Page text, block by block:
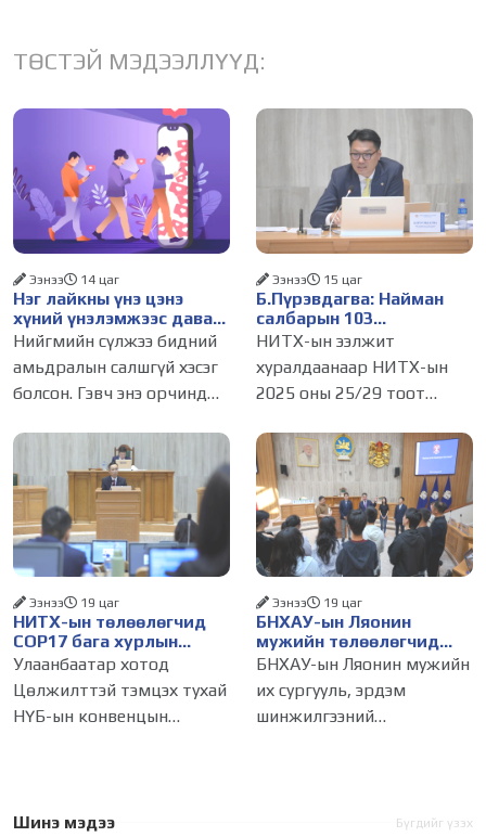
ТӨСТЭЙ МЭДЭЭЛЛҮҮД:
Нэг лайкны үнэ цэнэ
хүний үнэлэмжээс давах
болсон уу?
Ээнээ 14 цаг
Нийгмийн сүлжээ бидний
амьдралын салшгүй хэсэг
болсон. Гэвч энэ орчинд
амжилт, тэр ч байтугай
хүний үнэ цэнийг хүртэл
лайк, шэйр, дагагчийн
тоогоор хэмжих хандлага
газар авч
Б.Пүрэвдагва: Найман
салбарын 103
үйлчилгээний
бүртгэлийг цуцалснаар
бизнес эрхлэхэд таатай
нөхцөл бүрдэнэ
Ээнээ 15 цаг
НИТХ-ын ээлжит
хуралдаанаар НИТХ-ын
2025 оны 25/29 тоот
журмын зарим хэсгийг
хүчингүй болгож,
зөвшөөрлийн шинжтэй
103 бүртгэлээс нийслэлийн
бизнес эрхлэгчдийг
НИТХ-ын төлөөлөгчид
COP17 бага хурлын
бэлтгэл ажлын талаар
мэдээлэл сонслоо
Ээнээ 19 цаг
Улаанбаатар хотод
Цөлжилттэй тэмцэх тухай
НҮБ-ын конвенцын
өдөр зохион
БНХАУ-ын Ляонин
мужийн төлөөлөгчид
НИТХ-ын үйл
танилцлаа
Ээнээ 19 цаг
БНХАУ-ын Ляонин мужийн
их сургууль, эрдэм
шинжилгээний
төлөөлөгчид Монгол
Шинэ мэдээ Бүгдийг үзэх